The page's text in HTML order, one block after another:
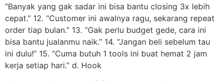
“Banyak yang gak sadar ini bisa bantu closing 3x lebih
cepat.” 12. “Customer ini awalnya ragu, sekarang repeat
order tiap bulan.” 13. “Gak perlu budget gede, cara ini
bisa bantu jualanmu naik.” 14. “Jangan beli sebelum tau
ini dulu!” 15. “Cuma butuh 1 tools ini buat hemat 2 jam
kerja setiap hari.” d. Hook